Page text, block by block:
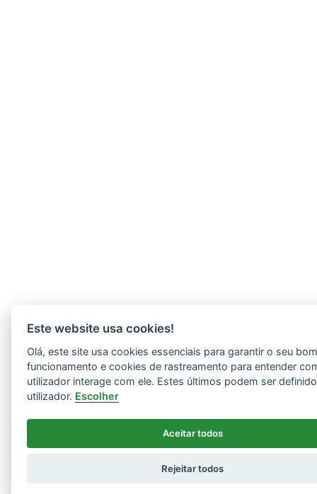
Este website usa cookies!
Olá, este site usa cookies essenciais para garantir o seu
funcionamento e cookies de rastreamento para entender
utilizador interage com ele. Estes últimos podem ser
utilizador. Escolher
Aceitar todos
Rejeitar todos